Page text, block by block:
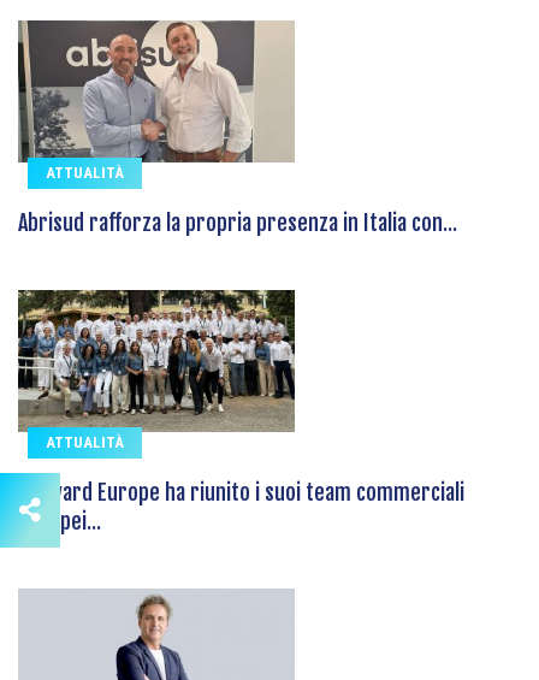
ATTUALITÀ
Abrisud rafforza la propria presenza in Italia con...
ATTUALITÀ
Hayward Europe ha riunito i suoi team commerciali
europei...